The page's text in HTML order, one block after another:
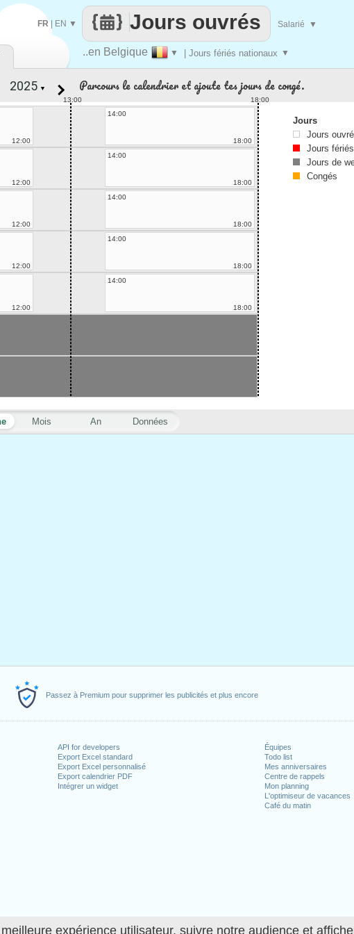
expérience utilisateur, suivre notre audience et
Passez à Premium pour supprimer les publicités et plus encore
API for developers
Export Excel standard
Export Excel personnalisé
Export calendrier PDF
Intégrer un widget
Équipes
Todo list
Mes anniversaires
Centre de rappels
Mon planning
L'optimiseur de vacances
Café du matin
..en Belgique ▼ | Jours fériés nationaux ▼
Jours ouvrés
FR| EN ▼ Salarié ▼
Mois An Données
▼ Parcours le calendrier et ajoute tes jours de congé.
13:00 18:00
12:00
14:00
18:00
12:00
14:00
18:00
12:00
14:00
18:00
12:00
14:00
18:00
12:00
14:00
18:00
Jours
Jours
Jours fériés
Jours de
Congés